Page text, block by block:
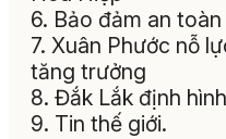
6. Bảo đảm an
7. Xuân Phước nỗ
tăng trưởng
8. Đắk Lắk định
9. Tin thế giới.